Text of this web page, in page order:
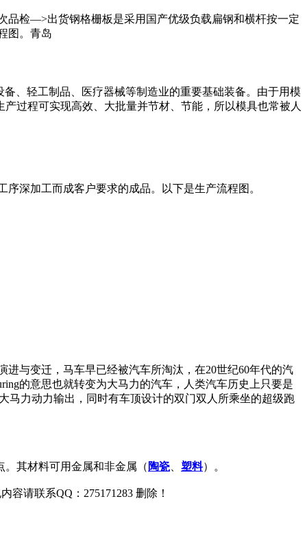
检—>出货钢格栅板是采用国产优级负载扁钢和横杆按一定
图。青岛
、轻工制品、医疗器械等制造业的重要基础装备。由于用模
过程可实现高效、大批量并节材、节能，所以模具也常被人
深加工而成客户要求的成品。以下是生产流程图。
与变迁，马车早已经被汽车所淘汰，在20世纪60年代的汽
的意思也就转变为大马力的汽车，人类汽车历史上只要是
马力动力输出，同时有车顶设计的双门双人所乘坐的超级跑
其材料可用金属和非金属（ 陶瓷 塑料）。
请联系QQ：275171283 删除！